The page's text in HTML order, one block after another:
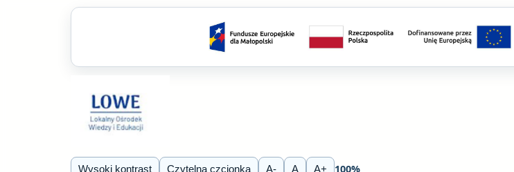
Wysoki kontrast Czytelna czcionka A- A A+ 100%